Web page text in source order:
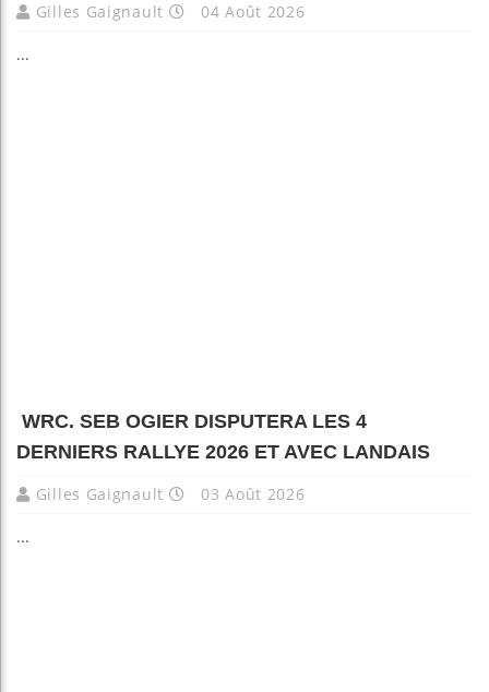
Gilles Gaignault 04 Août 2026
...
WRC. SEB OGIER DISPUTERA LES 4
DERNIERS RALLYE 2026 ET AVEC LANDAIS
Gilles Gaignault 03 Août 2026
...